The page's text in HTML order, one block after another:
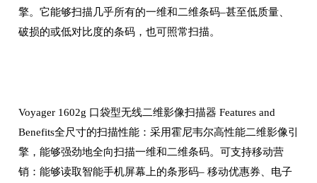
擎。它能够扫描几乎所有的一维和二维条码–甚至低质量、
破损的或低对比度的条码，也可照常扫描。
Voyager 1602g 口袋型无线二维影像扫描器 Features and
Benefits全尺寸的扫描性能：采用霍尼韦尔高性能二维影像引
擎，能够强劲地全向扫描一维和二维条码。可支持移动营
销：能够读取智能手机屏幕上的条形码– 移动优惠券、电子